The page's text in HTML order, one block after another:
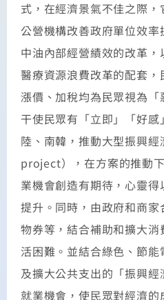
式，在經濟景氣不佳之際
公營機構改善政府單位效率
中油內部經營績效的改革
醫療資源浪費改革的配套，
漲價、加稅均為民眾視為
干使民眾有「立即」「好
陸、南韓，推動大型振興
project），在方案的推動
業機會創造有期待，心靈
提升。同時，由政府和商
物券等，結合補助和擴大
活困難。並結合綠色、節能
及擴大公共支出的「振興
就業機會，使民眾對經濟的